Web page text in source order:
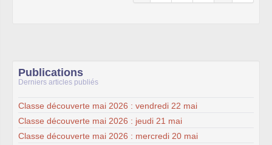
Publications
Derniers articles publiés
Classe découverte mai 2026 : vendredi 22 mai
Classe découverte mai 2026 : jeudi 21 mai
Classe découverte mai 2026 : mercredi 20 mai